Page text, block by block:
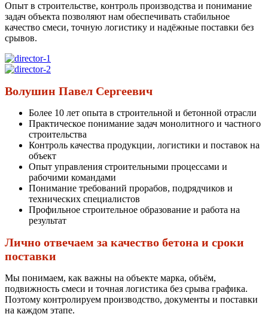
Опыт в строительстве, контроль производства и понимание
задач объекта позволяют нам обеспечивать стабильное
качество смеси, точную логистику и надёжные поставки без
срывов.
Волушин Павел Сергеевич
Более 10 лет опыта в строительной и бетонной отрасли
Практическое понимание задач монолитного и частного
строительства
Контроль качества продукции, логистики и поставок на
объект
Опыт управления строительными процессами и
рабочими командами
Понимание требований прорабов, подрядчиков и
технических специалистов
Профильное строительное образование и работа на
результат
Лично отвечаем за качество бетона и сроки
поставки
Мы понимаем, как важны на объекте марка, объём,
подвижность смеси и точная логистика без срыва графика.
Поэтому контролируем производство, документы и поставки
на каждом этапе.